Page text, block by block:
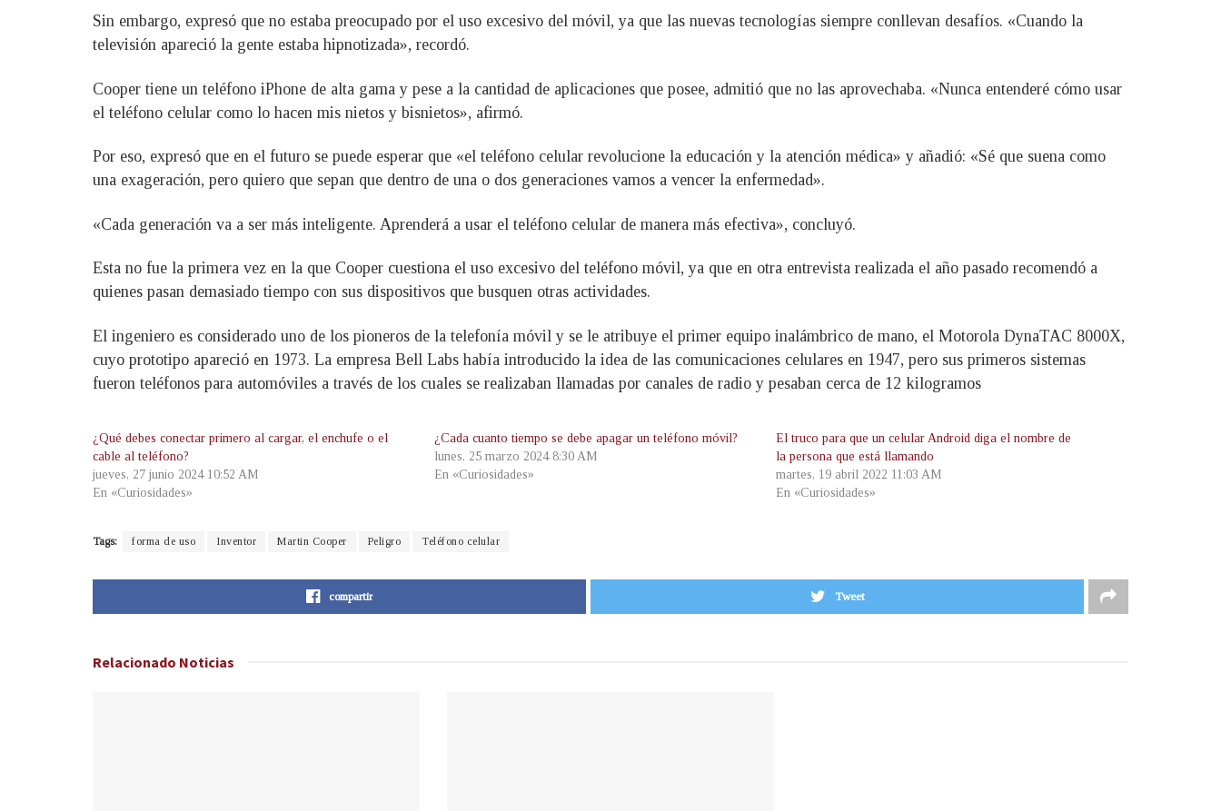
Sin embargo, expresó que no estaba preocupado por el uso excesivo del móvil, ya que las nuevas tecnologías siempre conllevan desafíos. «Cuando la
televisión apareció la gente estaba hipnotizada», recordó.
Cooper tiene un teléfono iPhone de alta gama y pese a la cantidad de aplicaciones que posee, admitió que no las aprovechaba. «Nunca entenderé cómo usar
el teléfono celular como lo hacen mis nietos y bisnietos», afirmó.
Por eso, expresó que en el futuro se puede esperar que «el teléfono celular revolucione la educación y la atención médica» y añadió: «Sé que suena como
una exageración, pero quiero que sepan que dentro de una o dos generaciones vamos a vencer la enfermedad».
«Cada generación va a ser más inteligente. Aprenderá a usar el teléfono celular de manera más efectiva», concluyó.
Esta no fue la primera vez en la que Cooper cuestiona el uso excesivo del teléfono móvil, ya que en otra entrevista realizada el año pasado recomendó a
quienes pasan demasiado tiempo con sus dispositivos que busquen otras actividades.
El ingeniero es considerado uno de los pioneros de la telefonía móvil y se le atribuye el primer equipo inalámbrico de mano, el Motorola DynaTAC 8000X,
cuyo prototipo apareció en 1973. La empresa Bell Labs había introducido la idea de las comunicaciones celulares en 1947, pero sus primeros sistemas
fueron teléfonos para automóviles a través de los cuales se realizaban llamadas por canales de radio y pesaban cerca de 12 kilogramos
¿Qué debes conectar primero al cargar, el enchufe o el
cable al teléfono?
jueves, 27 junio 2024 10:52 AM
En «Curiosidades»
¿Cada cuanto tiempo se debe apagar un teléfono móvil?
lunes, 25 marzo 2024 8:30 AM
En «Curiosidades»
El truco para que un celular Android diga el nombre de
la persona que está llamando
martes, 19 abril 2022 11:03 AM
En «Curiosidades»
Tags: forma de uso Inventor Martin Cooper Peligro Teléfono celular
compartir Tweet
Relacionado Noticias